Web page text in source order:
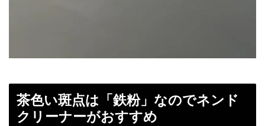
茶色い斑点は「鉄粉」なのでネンド
クリーナーがおすすめ